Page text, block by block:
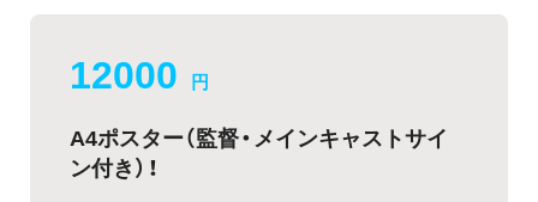
12000 円
A4ポスター（監督・メインキャストサイ
ン付き）！